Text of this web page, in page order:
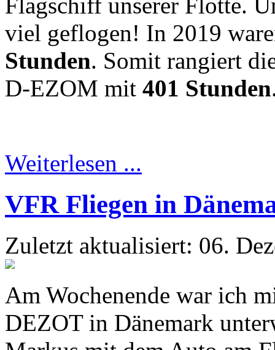
Flagschiff unserer Flotte.
viel geflogen! In 2019
Stunden. Somit rangiert
D-EZOM mit 401 Stunden
Weiterlesen ...
VFR Fliegen in
Zuletzt aktualisiert: 06.
Am Wochenende war ich
DEZOT in Dänemark